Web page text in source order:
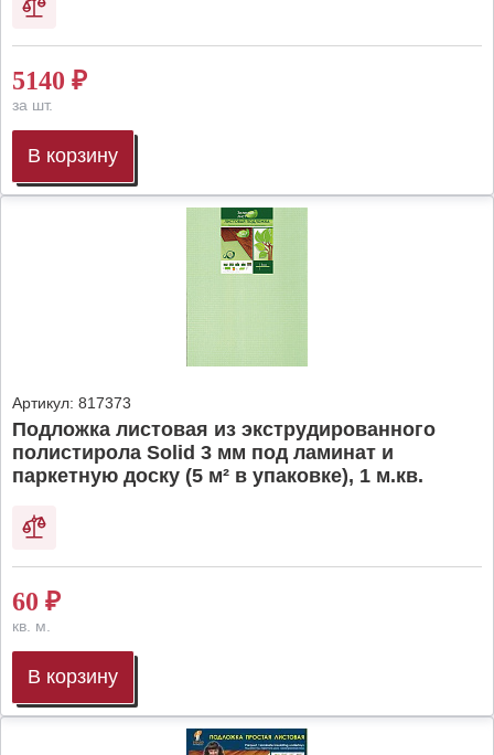
5140 ₽
за шт.
В корзину
Артикул: 817373
Подложка листовая из экструдированного
полистирола Solid 3 мм под ламинат и
паркетную доску (5 м² в упаковке), 1 м.кв.
60 ₽
кв. м.
В корзину